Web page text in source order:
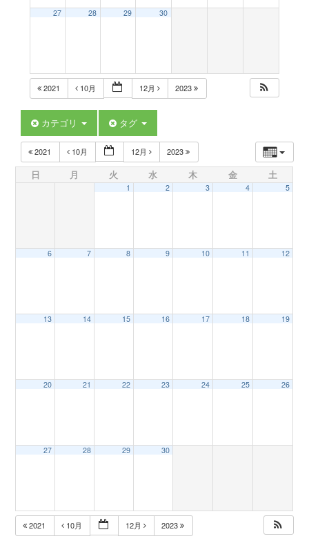
t
i
27 28 29 30
2021 10月 12月 2023
カテゴリ タグ
2021 10月 12月 2023
日 月 火 水 木 金 土
1 2 3 4 5
6 7 8 9 10 11 12
13 14 15 16 17 18 19
20 21 22 23 24 25 26
27 28 29 30
2021 10月 12月 2023